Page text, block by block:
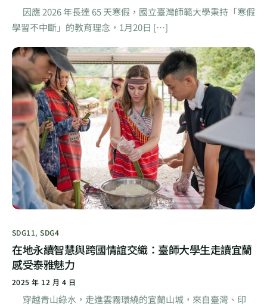
因應 2026 年長達 65 天寒假，國立臺灣師範大學秉持「寒假
學習不中斷」的教育理念，1月20日 […]
SDG11,SDG4
在地永續智慧與跨國情誼交織：臺師大學生走讀宜蘭
感受泰雅魅力
2025 年 12 月 4 日
穿越青山綠水，走進雲霧環繞的宜蘭山城，來自臺灣、印